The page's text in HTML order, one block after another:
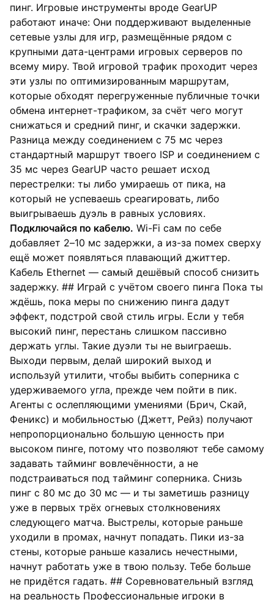
пинг. Игровые инструменты вроде GearUP
работают иначе: Они поддерживают выделенные
сетевые узлы для игр, размещённые рядом с
крупными дата-центрами игровых серверов по
всему миру. Твой игровой трафик проходит через
эти узлы по оптимизированным маршрутам,
которые обходят перегруженные публичные точки
обмена интернет-трафиком, за счёт чего могут
снижаться и средний пинг, и скачки задержки.
Разница между соединением с 75 мс через
стандартный маршрут твоего ISP и соединением с
35 мс через GearUP часто решает исход
перестрелки: ты либо умираешь от пика, на
который не успеваешь среагировать, либо
выигрываешь дуэль в равных условиях.
Подключайся по кабелю. Wi-Fi сам по себе
добавляет 2–10 мс задержки, а из-за помех сверху
ещё может появляться плавающий джиттер.
Кабель Ethernet — самый дешёвый способ снизить
задержку. ## Играй с учётом своего пинга Пока ты
ждёшь, пока меры по снижению пинга дадут
эффект, подстрой свой стиль игры. Если у тебя
высокий пинг, перестань слишком пассивно
держать углы. Такие дуэли ты не выиграешь.
Выходи первым, делай широкий выход и
используй утилити, чтобы выбить соперника с
удерживаемого угла, прежде чем пойти в пик.
Агенты с ослепляющими умениями (Брич, Скай,
Феникс) и мобильностью (Джетт, Рейз) получают
непропорционально большую ценность при
высоком пинге, потому что позволяют тебе самому
задавать тайминг вовлечённости, а не
подстраиваться под тайминг соперника. Снизь
пинг с 80 мс до 30 мс — и ты заметишь разницу
уже в первых трёх огневых столкновениях
следующего матча. Выстрелы, которые раньше
уходили в промах, начнут попадать. Пики из-за
стены, которые раньше казались нечестными,
начнут работать уже в твою пользу. Тебе больше
не придётся гадать. ## Соревновательный взгляд
на реальность Профессиональные игроки в